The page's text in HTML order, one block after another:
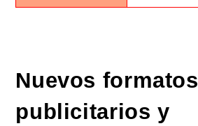
Nuevos formatos
publicitarios y